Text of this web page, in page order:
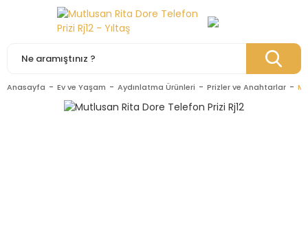
Anasayfa Ev ve Yaşam Aydınlatma Ürünleri Prizler ve Anahtarlar